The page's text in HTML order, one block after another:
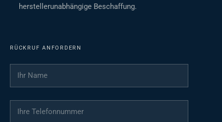
herstellerunabhängige Beschaffung.
RÜCKRUF ANFORDERN
Ihr Name
Ihre Telefonnummer